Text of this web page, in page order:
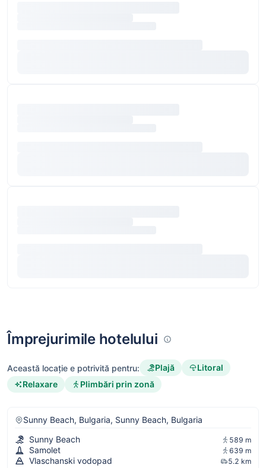
Împrejurimile hotelului
Această locație e potrivită pentru: Plajă
Litoral
Relaxare
Plimbări prin zonă
Sunny Beach, Bulgaria, Sunny Beach, Bulgaria
Sunny Beach
589 m
Samolet 639 m
Vlaschanski vodopad 5.2 km